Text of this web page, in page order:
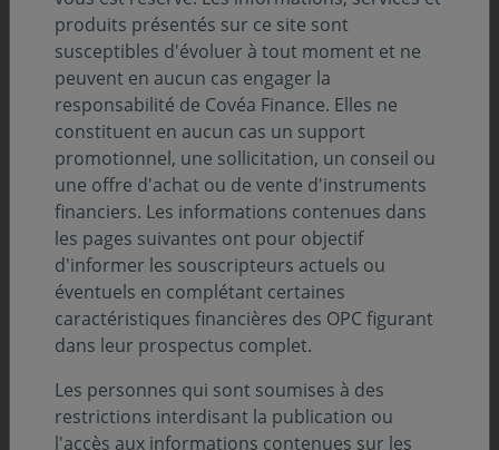
Les points clés
produits présentés sur ce site sont
susceptibles d'évoluer à tout moment et ne
peuvent en aucun cas engager la
responsabilité de Covéa Finance. Elles ne
constituent en aucun cas un support
promotionnel, une sollicitation, un conseil ou
une offre d'achat ou de vente d'instruments
financiers. Les informations contenues dans
les pages suivantes ont pour objectif
d'informer les souscripteurs actuels ou
éventuels en complétant certaines
caractéristiques financières des OPC figurant
dans leur prospectus complet.
Les personnes qui sont soumises à des
restrictions interdisant la publication ou
l'accès aux informations contenues sur les